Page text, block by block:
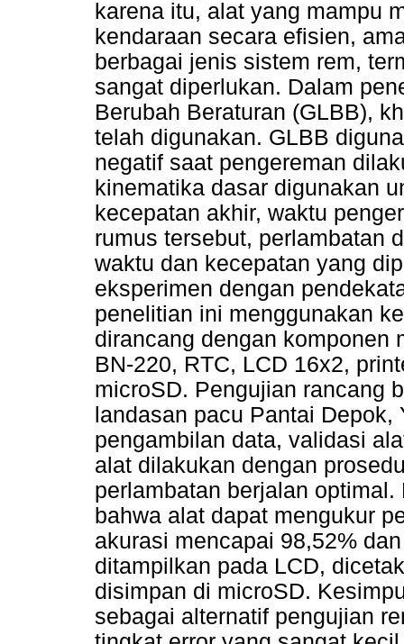
karena itu, alat yang mampu
kendaraan secara efisien,
berbagai jenis sistem rem,
sangat diperlukan. Dalam
Berubah Beraturan (GLBB),
telah digunakan. GLBB
negatif saat pengereman
kinematika dasar digunakan
kecepatan akhir, waktu
rumus tersebut, perlambatan
waktu dan kecepatan yang
eksperimen dengan
penelitian ini menggunakan
dirancang dengan komponen
BN-220, RTC, LCD 16x2,
microSD. Pengujian rancang
landasan pacu Pantai
pengambilan data, validasi
alat dilakukan dengan
perlambatan berjalan
bahwa alat dapat mengukur
akurasi mencapai 98,52%
ditampilkan pada LCD,
disimpan di microSD.
sebagai alternatif pengujian